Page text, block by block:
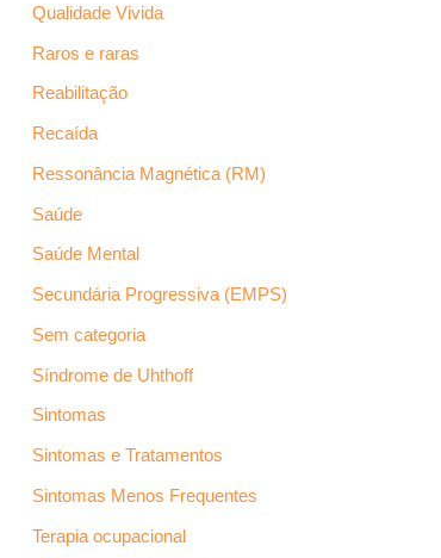
Qualidade Vivida
Raros e raras
Reabilitação
Recaída
Ressonância Magnética (RM)
Saúde
Saúde Mental
Secundária Progressiva (EMPS)
Sem categoria
Síndrome de Uhthoff
Sintomas
Sintomas e Tratamentos
Sintomas Menos Frequentes
Terapia ocupacional